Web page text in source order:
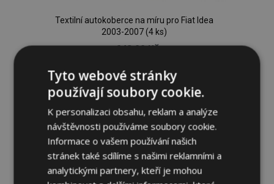
Textilní autokoberce na míru pro Fiat Idea
2003-2007 (4 ks)
649,00 Kč
Přidat Do Košíku
k
oblíbeným
Tyto webové stránky
používají soubory cookie.
K personalizaci obsahu, reklam a analýze
návštěvnosti používáme soubory cookie.
Informace o vašem používání našich
stránek také sdílíme s našimi reklamními a
analytickými partnery, kteří je mohou